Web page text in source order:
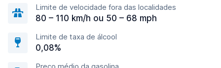
Limite de velocidade fora das localidades
80 – 110 km/h ou 50 – 68 mph
Limite de taxa de álcool
0,08%